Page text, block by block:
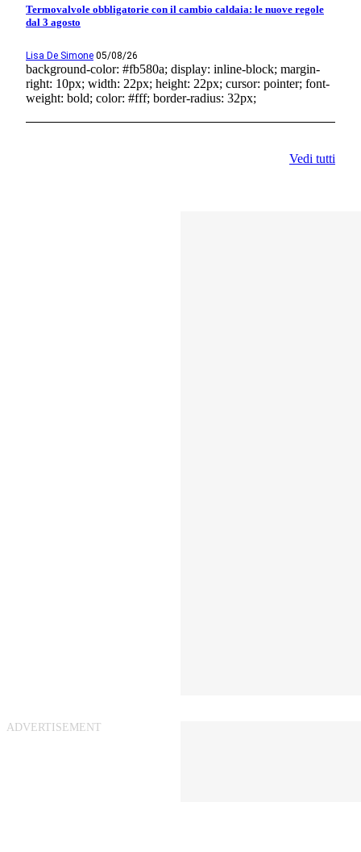
Termovalvole obbligatorie con il cambio caldaia: le nuove regole
dal 3 agosto
Lisa De Simone 05/08/26
background-color: #fb580a; display: inline-block; margin-
right: 10px; width: 22px; height: 22px; cursor: pointer; font-
weight: bold; color: #fff; border-radius: 32px;
Vedi tutti